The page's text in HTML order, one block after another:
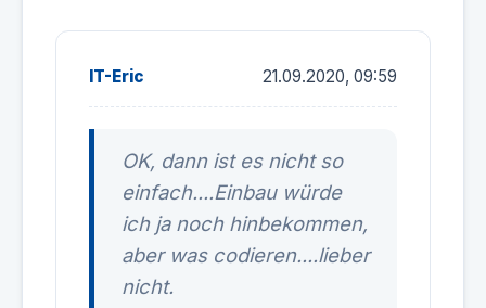
IT-Eric 21.09.2020, 09:59
OK, dann ist es nicht so
einfach....Einbau würde
ich ja noch hinbekommen,
aber was codieren....lieber
nicht.